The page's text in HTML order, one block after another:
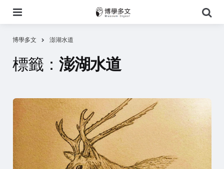
尋
博學多文 澎湖水道
標籤： 澎湖水道